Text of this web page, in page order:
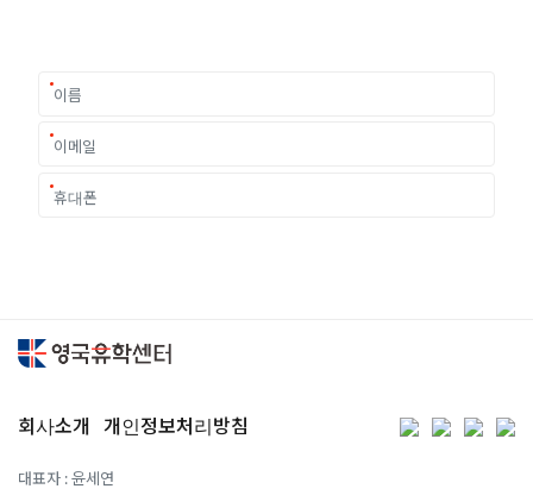
회사소개 개인정보처리방침
대표자 : 윤세연